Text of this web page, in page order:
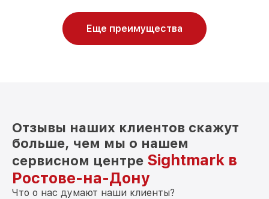
Еще преимущества
Отзывы наших клиентов скажут
больше, чем мы о нашем
сервисном центре Sightmark в
Ростове-на-Дону
Что о нас думают наши клиенты?